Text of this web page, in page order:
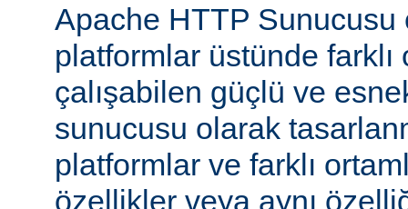
Apache HTTP Sunucusu
platformlar üstünde farklı
çalışabilen güçlü ve
sunucusu olarak
platformlar ve farklı
özellikler veya aynı